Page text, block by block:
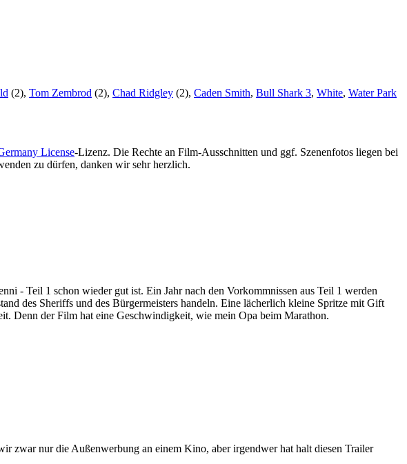
(2), Tom Zembrod (2), Chad Ridgley (2), Caden Smith, Bull Shark 3, White, Water Park
License-Lizenz. Die Rechte an Film-Ausschnitten und ggf. Szenenfotos liegen bei
zu dürfen, danken wir sehr herzlich.
- Teil 1 schon wieder gut ist. Ein Jahr nach den Vorkommnissen aus Teil 1 werden
des Sheriffs und des Bürgermeisters handeln. Eine lächerlich kleine Spritze mit Gift
Denn der Film hat eine Geschwindigkeit, wie mein Opa beim Marathon.
zwar nur die Außenwerbung an einem Kino, aber irgendwer hat halt diesen Trailer